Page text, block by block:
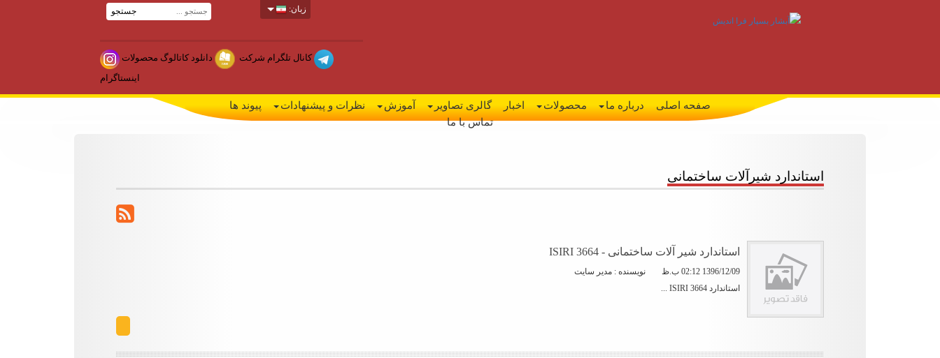
زبان: جستجو
کانال تلگرام شرکت
دانلود کاتالوگ محصولات
اینستاگرام
صفحه اصلی درباره ما محصولات اخبار گالری تصاویر آموزش نظرات و پیشنهادات
پیوند ها
تماس با ما
استاندارد شیرآلات ساختمانی
استاندارد شیر آلات ساختمانی - ISIRI 3664
1396/12/09 02:12 ب.ظ
نویسنده : مدیر سایت
استاندارد ISIRI 3664 ...